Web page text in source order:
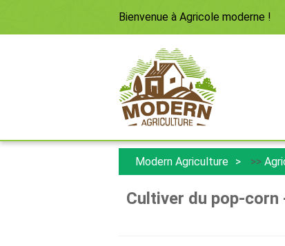
Bienvenue à Agricole moderne !
Modern Agriculture >>
Cultiver du pop-